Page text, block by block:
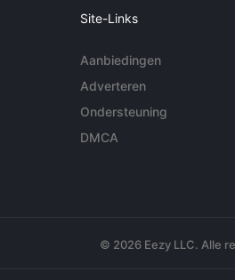
Site-Links
Aanbiedingen
Adverteren
Ondersteuning
DMCA
© 2026 Eezy LLC. Alle